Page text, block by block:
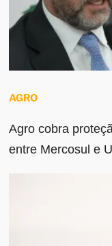
AGRO
Agro cobra
entre Mercosul e